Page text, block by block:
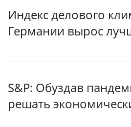
Индекс делового
Германии вырос
S&P: Обуздав
решать